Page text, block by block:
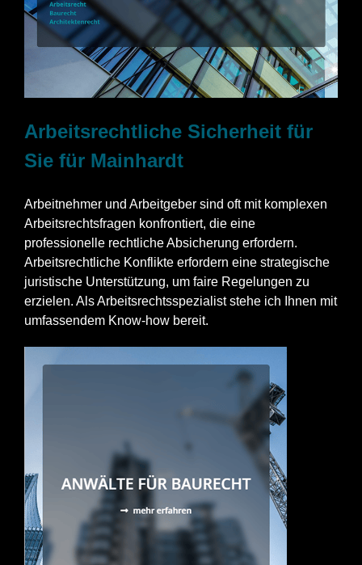
Arbeitsrechtliche Sicherheit für
Sie für Mainhardt
Arbeitnehmer und Arbeitgeber sind oft mit komplexen
Arbeitsrechtsfragen konfrontiert, die eine
professionelle rechtliche Absicherung erfordern.
Arbeitsrechtliche Konflikte erfordern eine strategische
juristische Unterstützung, um faire Regelungen zu
erzielen. Als Arbeitsrechtsspezialist stehe ich Ihnen mit
umfassendem Know-how bereit.